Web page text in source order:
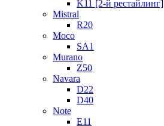
K11 [2-й рестайлинг]
Mistral
R20
Moco
SA1
Murano
Z50
Navara
D22
D40
Note
E11